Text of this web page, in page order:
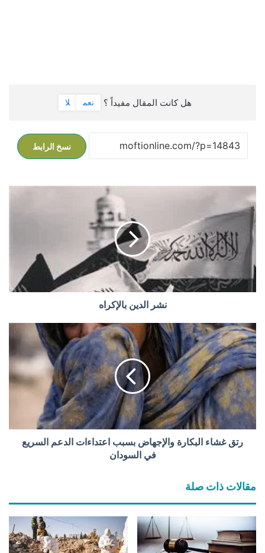
هل كانت المقال مفيداً ؟ نعم لا
نسخ الرابط
ش
ر
ا
د
ي
ن
ب
إ
ك
ر
ا
ه
نشر الدين بالإكراه
ر
ت
ق
غ
ش
ا
ء
ا
ل
ة
و
ا
ل
إ
رتق غشاء البكارة والإجهاض بسبب اعتداءات الدعم السريع
في السودان
مقالات ذات صلة